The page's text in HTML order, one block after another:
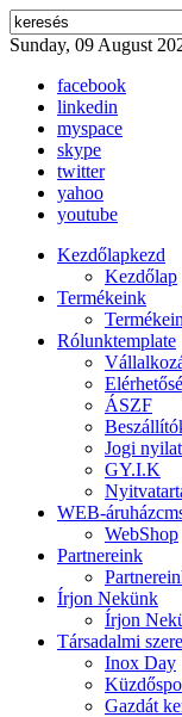
Sunday, 09 August
facebook
linkedin
myspace
skype
twitter
yahoo
youtube
Kezdőlapkezd
Kezdőlap
Termékeink
Rólunktemplate
ÁSZF
Jogi
GY.I.K
WEB-áruház
WebShop
Partnereink
Írjon Nekünk
Írjon
Társadalmi
Inox Day
Gazdát